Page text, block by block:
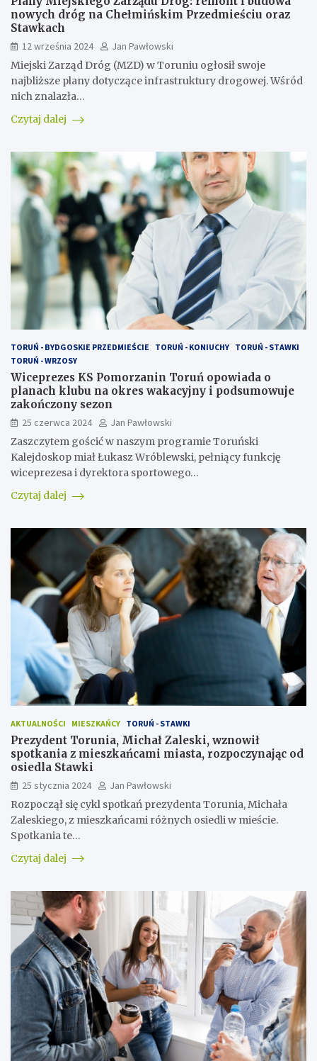
nowych dróg na Chełmińskim Przedmieściu oraz
Stawkach
12 września 2024
Jan Pawłowski
Miejski Zarząd Dróg (MZD) w Toruniu ogłosił swoje
najbliższe plany dotyczące infrastruktury drogowej. Wśród
nich znalazła…
Czytaj dalej
TORUŃ - BYDGOSKIE PRZEDMIEŚCIE TORUŃ - KONIUCHY TORUŃ - STAWKI
TORUŃ - WRZOSY
Wiceprezes KS Pomorzanin Toruń opowiada o
planach klubu na okres wakacyjny i podsumowuje
zakończony sezon
25 czerwca 2024
Jan Pawłowski
Zaszczytem gościć w naszym programie Toruński
Kalejdoskop miał Łukasz Wróblewski, pełniący funkcję
wiceprezesa i dyrektora sportowego…
Czytaj dalej
AKTUALNOŚCI MIESZKAŃCY TORUŃ - STAWKI
Prezydent Torunia, Michał Zaleski, wznowił
spotkania z mieszkańcami miasta, rozpoczynając od
osiedla Stawki
25 stycznia 2024
Jan Pawłowski
Rozpoczął się cykl spotkań prezydenta Torunia, Michała
Zaleskiego, z mieszkańcami różnych osiedli w mieście.
Spotkania te…
Czytaj dalej